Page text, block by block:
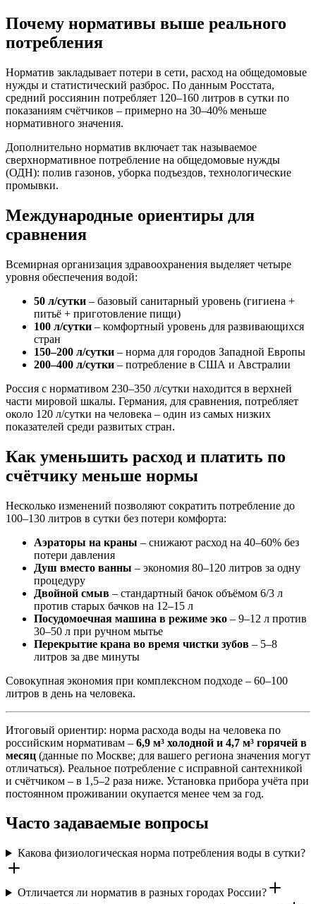
Почему нормативы выше реального
потребления
Норматив закладывает потери в сети, расход на общедомовые
нужды и статистический разброс. По данным Росстата,
средний россиянин потребляет 120–160 литров в сутки по
показаниям счётчиков – примерно на 30–40% меньше
нормативного значения.
Дополнительно норматив включает так называемое
сверхнормативное потребление на общедомовые нужды
(ОДН): полив газонов, уборка подъездов, технологические
промывки.
Международные ориентиры для
сравнения
Всемирная организация здравоохранения выделяет четыре
уровня обеспечения водой:
50 л/сутки – базовый санитарный уровень (гигиена +
питьё + приготовление пищи)
100 л/сутки – комфортный уровень для развивающихся
стран
150–200 л/сутки – норма для городов Западной Европы
200–400 л/сутки – потребление в США и Австралии
Россия с нормативом 230–350 л/сутки находится в верхней
части мировой шкалы. Германия, для сравнения, потребляет
около 120 л/сутки на человека – один из самых низких
показателей среди развитых стран.
Как уменьшить расход и платить по
счётчику меньше нормы
Несколько изменений позволяют сократить потребление до
100–130 литров в сутки без потери комфорта:
Аэраторы на краны – снижают расход на 40–60% без
потери давления
Душ вместо ванны – экономия 80–120 литров за одну
процедуру
Двойной смыв – стандартный бачок объёмом 6/3 л
против старых бачков на 12–15 л
Посудомоечная машина в режиме эко – 9–12 л против
30–50 л при ручном мытье
Перекрытие крана во время чистки зубов – 5–8
литров за две минуты
Совокупная экономия при комплексном подходе – 60–100
литров в день на человека.
Итоговый ориентир: норма расхода воды на человека по
российским нормативам – 6,9 м³ холодной и 4,7 м³ горячей в
месяц (данные по Москве; для вашего региона значения могут
отличаться). Реальное потребление с исправной сантехникой
и счётчиком – в 1,5–2 раза ниже. Установка прибора учёта при
постоянном проживании окупается менее чем за год.
Часто задаваемые вопросы
Какова физиологическая норма потребления воды в сутки?
Отличается ли норматив в разных городах России?